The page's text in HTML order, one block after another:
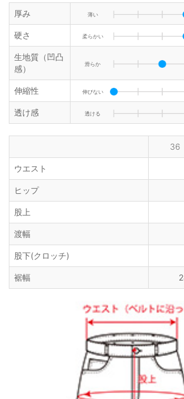
厚み 薄い
硬さ 柔らかい
生地質（凹凸
感）
滑らか
伸縮性 伸びない
透け感 透ける
36
ウエスト
ヒップ
股上
渡幅
股下(クロッチ)
裾幅